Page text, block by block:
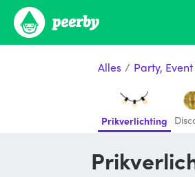
Alles / Party,
Prikverlichting